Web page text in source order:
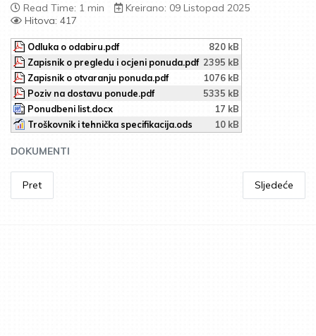
Read Time: 1 min
Kreirano: 09 Listopad 2025
Hitova: 417
DOKUMENTI
Odluka o odabiru.pdf
820 kB
Zapisnik o pregledu i ocjeni ponuda.pdf 2395 kB
Zapisnik o otvaranju ponuda.pdf
1076 kB
Poziv na dostavu ponude.pdf
5335 kB
Ponudbeni list.docx
17 kB
Troškovnik i tehnička specifikacija.ods
10 kB
Pret Sljedeće